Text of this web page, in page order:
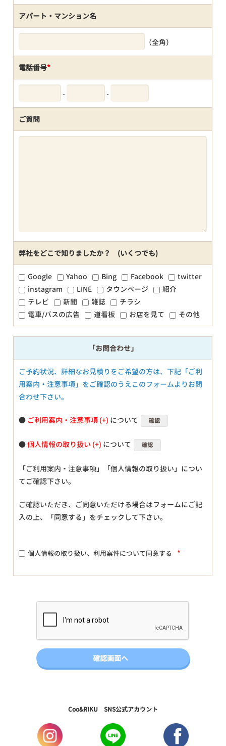
アパート・マンション名
（全角）
電話番号*
- -
ご質問
弊社をどこで知りましたか？ (いくつでも)
Google Yahoo Bing Facebook
twitter
instagram
LINE タウンページ
紹介
テレビ
新聞 雑誌
チラシ
電車/バスの広告
道看板 お店を見て その他
「お問合わせ」
ご予約状況、詳細なお見積りをご希望の方は、下記「ご利
用案内・注意事項」をご確認のうえこのフォームよりお問
合わせ下さい。
● ご利用案内・注意事項 について 確認
●個人情報の取り扱い について 確認
「ご利用案内・注意事項」「個人情報の取り扱い」につい
てご確認下さい。
ご確認いただき、ご同意いただける場合はフォームにご記
入の上、「同意する」をチェックして下さい。
個人情報の取り扱い、利用案件について同意する *
Coo&RIKU SNS公式アカウント